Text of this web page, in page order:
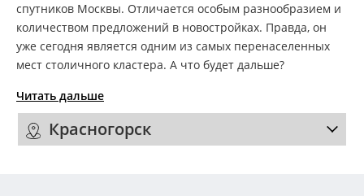
спутников Москвы. Отличается особым разнообразием и
количеством предложений в новостройках. Правда, он
уже сегодня является одним из самых перенаселенных
мест столичного кластера. А что будет дальше?
Читать дальше
Красногорск